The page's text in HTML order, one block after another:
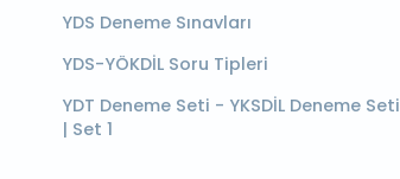
YDS Deneme Sınavları
YDS-YÖKDİL Soru Tipleri
YDT Deneme Seti - YKSDİL Deneme Seti
| Set 1